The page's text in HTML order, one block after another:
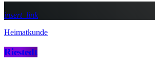
insert_link
Heimatkunde
Riestedt